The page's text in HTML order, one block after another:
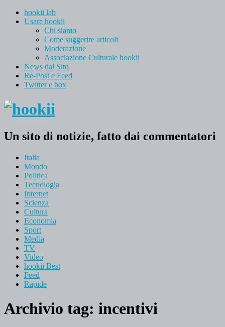
hookii lab
Usare hookii
Chi siamo
Come suggerire articoli
Moderazione
Associazione Culturale hookii
News dal Sito
Re-Post e Feed
Twitter e box
Un sito di notizie, fatto dai commentatori
Italia
Mondo
Politica
Tecnologia
Internet
Scienza
Cultura
Economia
Sport
Media
TV
Video
hookii Best
Feed
Rapide
Archivio tag: incentivi